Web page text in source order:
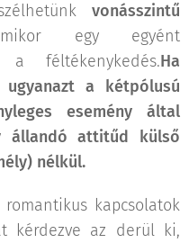
vonásszintű
egy egyént
a féltékenykedés.Ha
ugyanazt a kétpólusú
esemény által
állandó attitűd külső
nélkül.
kapcsolatok
kérdezve az derül ki,